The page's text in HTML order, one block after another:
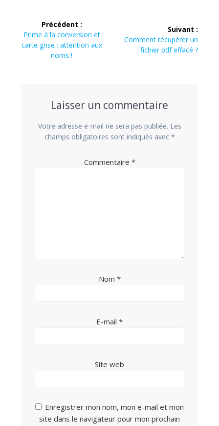
Navigation
de
l’article
Précédent :
Article
précédent
Prime à la conversion et
carte grise : attention aux
noms !
Suivant :
Article
suivant
Comment récupérer un
fichier pdf effacé ?
Laisser un commentaire
Votre adresse e-mail ne sera pas publiée. Les
champs obligatoires sont indiqués avec *
Commentaire *
Nom *
E-mail *
Site web
Enregistrer mon nom, mon e-mail et mon
site dans le navigateur pour mon prochain